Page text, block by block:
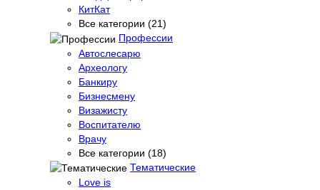
КитКат
Все категории (21)
Профессии
Автослесарю
Археологу
Банкиру
Бизнесмену
Визажисту
Воспитателю
Врачу
Все категории (18)
Тематические
Love is